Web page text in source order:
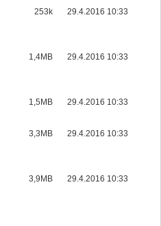
253k 29.4.2016 10:33
1,4MB 29.4.2016 10:33
1,5MB 29.4.2016 10:33
3,3MB 29.4.2016 10:33
3,9MB 29.4.2016 10:33